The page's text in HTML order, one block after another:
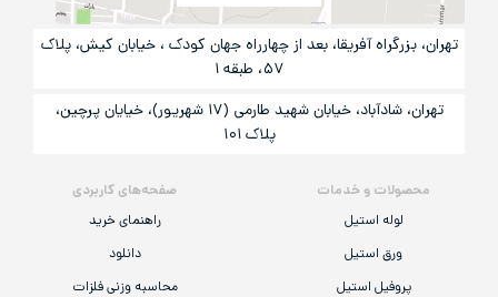
محصولات و خدمات
لوله استیل
ورق استیل
پروفیل استیل
صفحه‌های کاربردی
راهنمای خرید
دانلود
محاسبه وزنی فلزات
تهران، بزرگراه آفریقا، بعد از چهارراه جهان کودک ، خیابان کیش، پلاک
۵۷، طبقه ۱
تهران، شادآباد، خیابان شهید طارمی (۱۷ شهریور)، خیایان پرچین،
پلاک ۱۰۱